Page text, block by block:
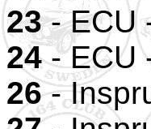
23- ECU
24- ECU
26-